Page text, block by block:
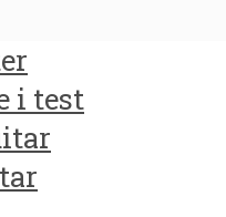
i test